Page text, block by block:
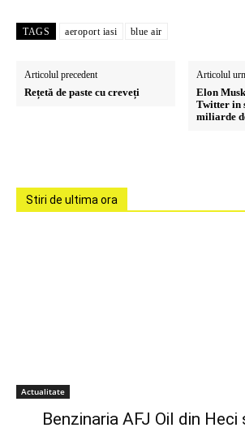
TAGS aeroport iasi blue air
Articolul precedent
Rețetă de paste cu creveți
Articolul
Elon
Twitter in
miliarde
Stiri de ultima ora
Actualitate
Benzinaria AFJ Oil din